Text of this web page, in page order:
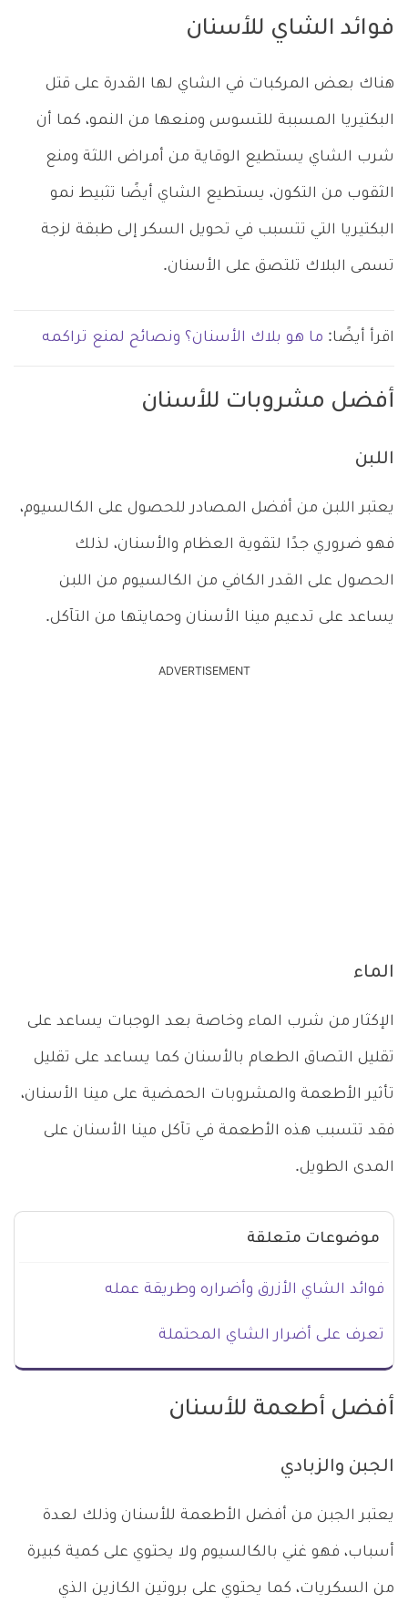
فوائد الشاي للأسنان
هناك بعض المركبات في الشاي لها القدرة على قتل
البكتيريا المسببة للتسوس ومنعها من النمو، كما أن
شرب الشاي يستطيع الوقاية من أمراض اللثة ومنع
الثقوب من التكون، يستطيع الشاي أيضًا تثبيط نمو
البكتيريا التي تتسبب في تحويل السكر إلى طبقة لزجة
تسمى البلاك تلتصق على الأسنان.
اقرأ أيضًا: ما هو بلاك الأسنان؟ ونصائح لمنع تراكمه
أفضل مشروبات للأسنان
اللبن
يعتبر اللبن من أفضل المصادر للحصول على الكالسيوم،
فهو ضروري جدًا لتقوية العظام والأسنان، لذلك
الحصول على القدر الكافي من الكالسيوم من اللبن
يساعد على تدعيم مينا الأسنان وحمايتها من التآكل.
ADVERTISEMENT
الماء
الإكثار من شرب الماء وخاصة بعد الوجبات يساعد على
تقليل التصاق الطعام بالأسنان كما يساعد على تقليل
تأثير الأطعمة والمشروبات الحمضية على مينا الأسنان،
فقد تتسبب هذه الأطعمة في تآكل مينا الأسنان على
المدى الطويل.
موضوعات متعلقة
فوائد الشاي الأزرق وأضراره وطريقة عمله
تعرف على أضرار الشاي المحتملة
أفضل أطعمة للأسنان
الجبن والزبادي
يعتبر الجبن من أفضل الأطعمة للأسنان وذلك لعدة
أسباب، فهو غني بالكالسيوم ولا يحتوي على كمية كبيرة
من السكريات، كما يحتوي على بروتين الكازين الذي